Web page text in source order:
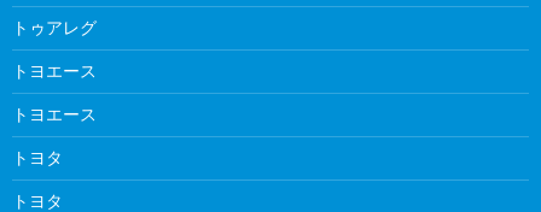
トゥアレグ
トヨエース
トヨエース
トヨタ
トヨタ